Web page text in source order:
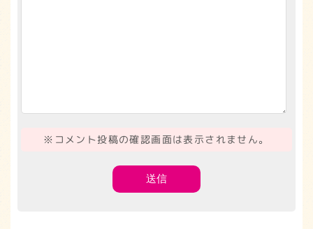
※コメント投稿の確認画面は表示されません。